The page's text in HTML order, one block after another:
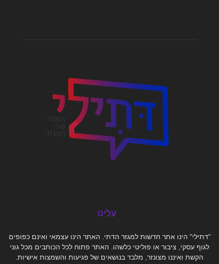
עלינו
"דתילי" הינו אתר חדשות למגזר הדתי. האתר הינו עצמאי ואינם כפופים
לגוף עסקי, ציבור או פוליטי כלשהו. האתר פתוח לכל הכותבים מכל גוני
הקשת ואיננו מצונזר, מלבד בנושאים של פגיעות והשמצות אישיות.